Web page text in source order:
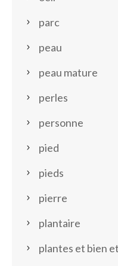
parc
peau
peau mature
perles
personne
pied
pieds
pierre
plantaire
plantes et bien